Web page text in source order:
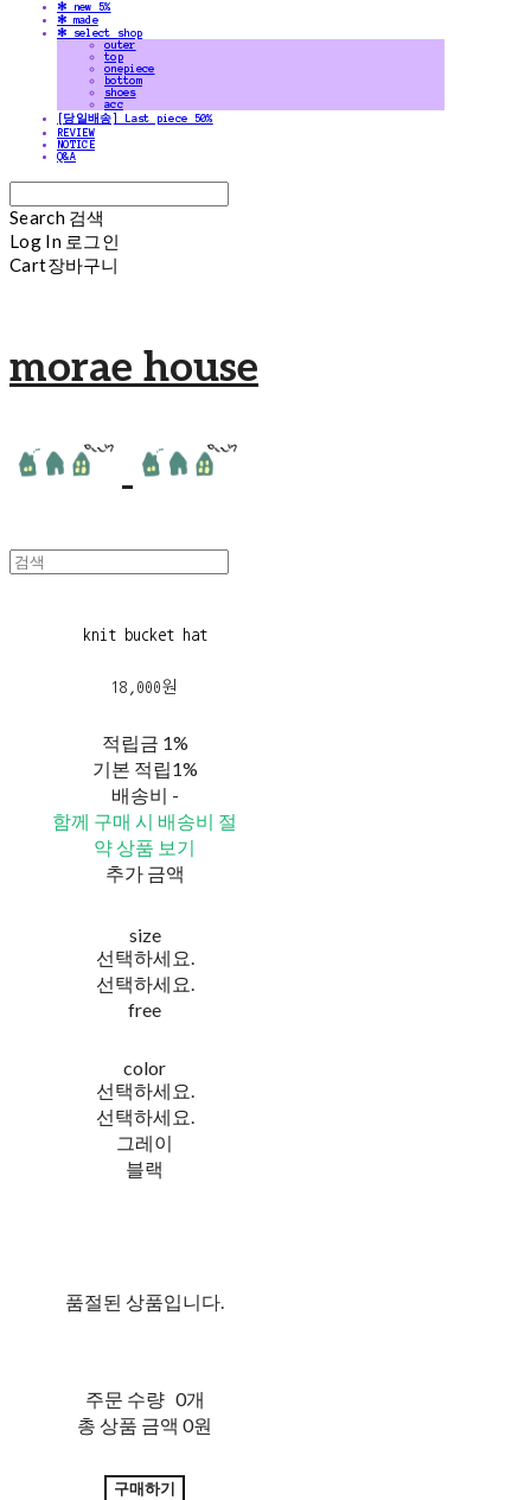
✻ new 5%
✻ made
✻ select shop
outer
top
onepiece
bottom
shoes
acc
[당일배송] Last piece 50%
REVIEW
NOTICE
Q&A
Search 검색
Log In 로그인
Cart장바구니
morae house
knit bucket hat
18,000원
적립금 1%
기본 적립1%
배송비 -
함께 구매 시 배송비 절
약 상품 보기
추가 금액
size
선택하세요.
선택하세요.
free
color
선택하세요.
선택하세요.
그레이
블랙
품절된 상품입니다.
주문 수량 0개
총 상품 금액 0원
구매하기